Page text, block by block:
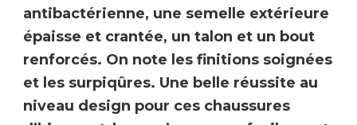
antibactérienne, une semelle extérieure
épaisse et crantée, un talon et un bout
renforcés. On note les finitions soignées
et les surpiqûres. Une belle réussite au
niveau design pour ces chaussures